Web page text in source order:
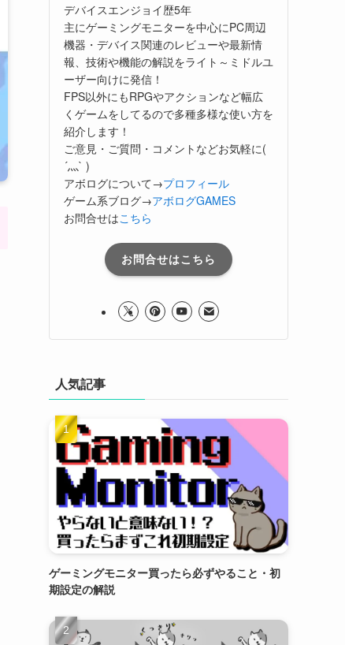
デバイスエンジョイ歴5年
主にゲーミングモニターを中心にPC周辺
機器・デバイス関連のレビューや最新情
報、技術や機能の解説をライト～ミドルユ
ーザー向けに発信！
FPS以外にもRPGやアクションなど幅広
くゲームをしてるので多種多様な使い方を
紹介します！
ご意見・ご質問・コメントなどお気軽に(
´灬` )
アボログについて→プロフィール
ゲーム系ブログ→アボログGAMES
お問合せはこちら
お問合せはこちら
人気記事
ゲーミングモニター買ったら必ずやること・初
期設定の解説